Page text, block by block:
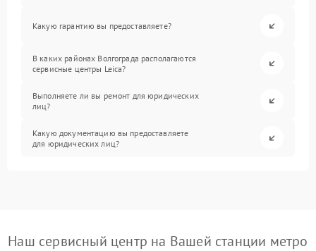
Какую гарантию вы предоставляете?
В каких районах Волгограда располагаются
сервисные центры Leica?
Выполняете ли вы ремонт для юридических
лиц?
Какую документацию вы предоставляете
для юридических лиц?
Наш сервисный центр на Вашей станции метро